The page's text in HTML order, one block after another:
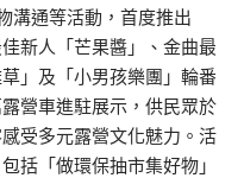
溝通等活動，首度推出
新人「芒果醬」、金曲最
」及「小男孩樂團」輪番
營車進駐展示，供民眾於
受多元露營文化魅力。活
括「做環保抽市集好物」